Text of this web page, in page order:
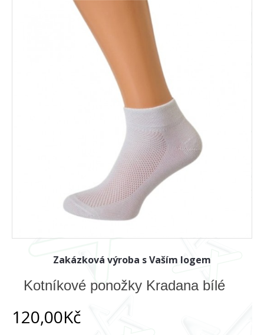
Zakázková výroba s Vaším logem
Kotníkové ponožky Kradana bílé
120,00Kč